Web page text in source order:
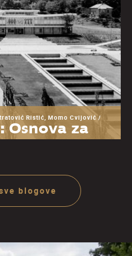
Ristić, Momo Cvijović /
Osnova za
blogove